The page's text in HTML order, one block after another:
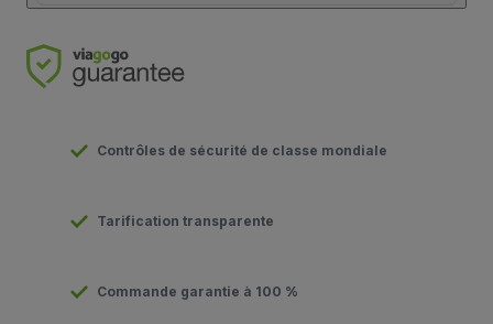
Contrôles de sécurité de classe mondiale
Tarification transparente
Commande garantie à 100 %